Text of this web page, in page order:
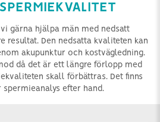
gärna hjälpa män med nedsatt
resultat. Den nedsatta kvaliteten kan
akupunktur och kostvägledning.
då det är ett längre förlopp med
skall förbättras. Det finns
efter hand.